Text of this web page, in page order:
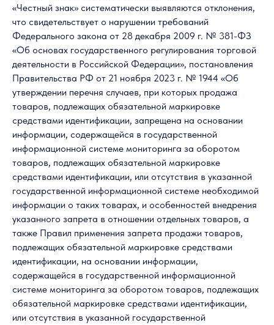
«Честный знак» систематически выявляются отклонения,
что свидетельствует о нарушении требований
Федерального закона от 28 декабря 2009 г. № 381-ФЗ
«Об основах государственного регулирования торговой
деятельности в Российской Федерации», постановления
Правительства РФ от 21 ноября 2023 г. № 1944 «Об
утверждении перечня случаев, при которых продажа
товаров, подлежащих обязательной маркировке
средствами идентификации, запрещена на основании
информации, содержащейся в государственной
информационной системе мониторинга за оборотом
товаров, подлежащих обязательной маркировке
средствами идентификации, или отсутствия в указанной
государственной информационной системе необходимой
информации о таких товарах, и особенностей внедрения
указанного запрета в отношении отдельных товаров, а
также Правил применения запрета продажи товаров,
подлежащих обязательной маркировке средствами
идентификации, на основании информации,
содержащейся в государственной информационной
системе мониторинга за оборотом товаров, подлежащих
обязательной маркировке средствами идентификации,
или отсутствия в указанной государственной